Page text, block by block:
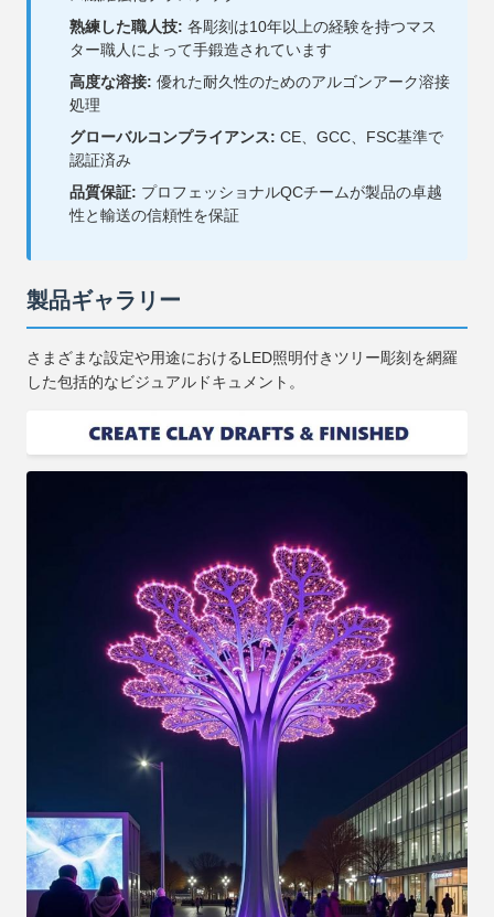
熟練した職人技: 各彫刻は10年以上の経験を持つマス
ター職人によって手鍛造されています
高度な溶接: 優れた耐久性のためのアルゴンアーク溶接
処理
グローバルコンプライアンス: CE、GCC、FSC基準で
認証済み
品質保証: プロフェッショナルQCチームが製品の卓越
性と輸送の信頼性を保証
製品ギャラリー
さまざまな設定や用途におけるLED照明付きツリー彫刻を網羅
した包括的なビジュアルドキュメント。